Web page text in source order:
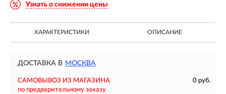
Узнать о снижении цены
ХАРАКТЕРИСТИКИ ОПИСАНИЕ
ДОСТАВКА В МОСКВА
САМОВЫВОЗ ИЗ МАГАЗИНА
0 руб.
по предварительному заказу